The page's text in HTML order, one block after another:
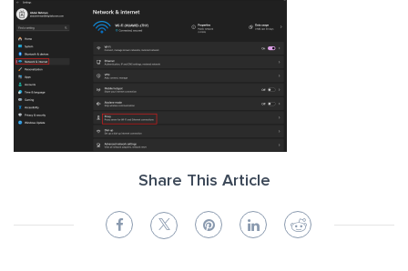
Share This Article